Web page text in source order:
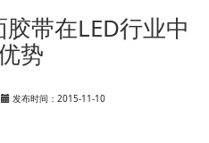
带在LED行业中
势
发布时间：2015-11-10